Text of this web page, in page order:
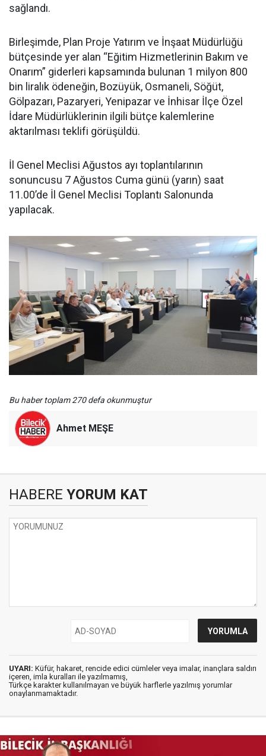
sağlandı.
Birleşimde, Plan Proje Yatırım ve İnşaat Müdürlüğü
bütçesinde yer alan “Eğitim Hizmetlerinin Bakım ve
Onarım” giderleri kapsamında bulunan 1 milyon 800
bin liralık ödeneğin, Bozüyük, Osmaneli, Söğüt,
Gölpazarı, Pazaryeri, Yenipazar ve İnhisar İlçe Özel
İdare Müdürlüklerinin ilgili bütçe kalemlerine
aktarılması teklifi görüşüldü.
İl Genel Meclisi Ağustos ayı toplantılarının
sonuncusu 7 Ağustos Cuma günü (yarın) saat
11.00’de İl Genel Meclisi Toplantı Salonunda
yapılacak.
Bu haber toplam 270 defa okunmuştur
Ahmet MEŞE
HABERE YORUM KAT
UYARI: Küfür, hakaret, rencide edici cümleler veya imalar, inançlara saldırı
içeren, imla kuralları ile yazılmamış,
Türkçe karakter kullanılmayan ve büyük harflerle yazılmış yorumlar
onaylanmamaktadır.